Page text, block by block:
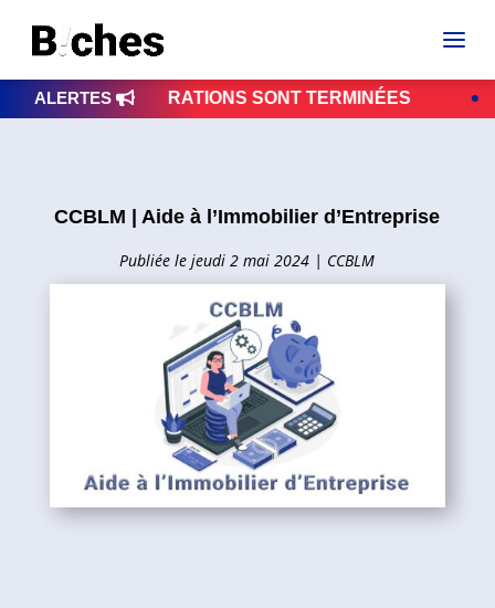
ALERTES SONT TERMINÉES VIGILANCE |
CCBLM | Aide à l’Immobilier d’Entreprise
jeudi 2 mai 2024 | CCBLM